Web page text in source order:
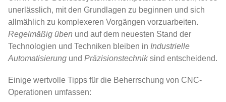
unerlässlich, mit den Grundlagen zu beginnen und sich
allmählich zu komplexeren Vorgängen vorzuarbeiten.
Regelmäßig üben und auf dem neuesten Stand der
Technologien und Techniken bleiben in Industrielle
Automatisierung und Präzisionstechniksind entscheidend.
Einige wertvolle Tipps für die Beherrschung von CNC-
Operationen umfassen: